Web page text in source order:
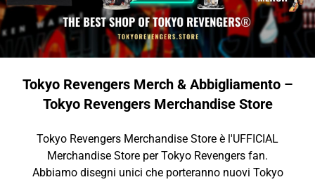
Tokyo Revengers Merch & Abbigliamento –
Tokyo Revengers Merchandise Store
Tokyo Revengers Merchandise Store è l'UFFICIAL
Merchandise Store per Tokyo Revengers fan.
Abbiamo disegni unici che porteranno nuovi Tokyo